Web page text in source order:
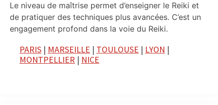
Le niveau de maîtrise permet d’enseigner le Reiki et
de pratiquer des techniques plus avancées. C’est un
engagement profond dans la voie du Reiki.
PARIS | MARSEILLE | TOULOUSE | LYON |
MONTPELLIER | NICE